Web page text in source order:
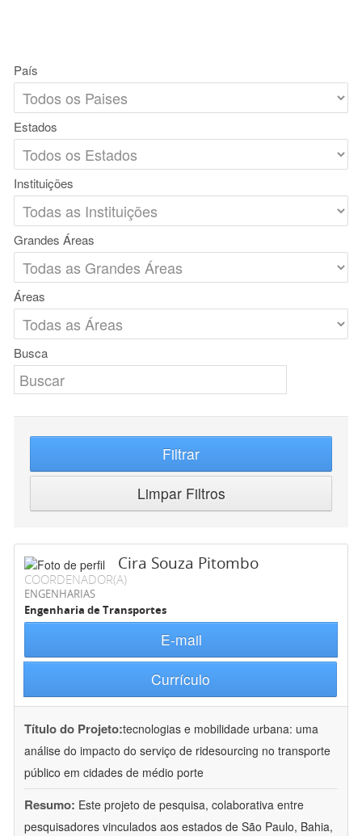
País
Estados
Instituições
Grandes Áreas
Áreas
Busca
Filtrar
Limpar Filtros
Cira Souza Pitombo
COORDENADOR(A)
ENGENHARIAS
Engenharia de Transportes
E-mail
Currículo
Título do Projeto:tecnologias e mobilidade urbana: uma
análise do impacto do serviço de ridesourcing no transporte
público em cidades de médio porte
Resumo: Este projeto de pesquisa, colaborativa entre
pesquisadores vinculados aos estados de São Paulo, Bahia,